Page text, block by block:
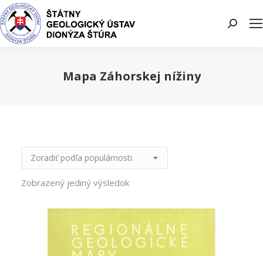
Search:
Mapa Záhorskej nížiny
Zobrazený jediný výsledok